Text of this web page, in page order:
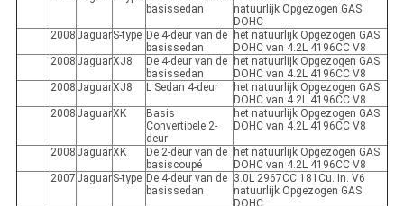
basissedan
natuurlijk Opgezogen GAS
DOHC
2008 JaguarS-type De 4-deur van de
basissedan
het natuurlijk Opgezogen GAS
DOHC van 4.2L 4196CC V8
2008 JaguarXJ8
De 4-deur van de
basissedan
het natuurlijk Opgezogen GAS
DOHC van 4.2L 4196CC V8
2008 JaguarXJ8 L Sedan 4-deur
het natuurlijk Opgezogen GAS
DOHC van 4.2L 4196CC V8
2008 JaguarXK
Basis
Convertibele 2-
deur
het natuurlijk Opgezogen GAS
DOHC van 4.2L 4196CC V8
2008 JaguarXK
De 2-deur van de
basiscoupé
het natuurlijk Opgezogen GAS
DOHC van 4.2L 4196CC V8
2007 JaguarS-type De 4-deur van de
basissedan
3.0L 2967CC 181Cu. In. V6
natuurlijk Opgezogen GAS